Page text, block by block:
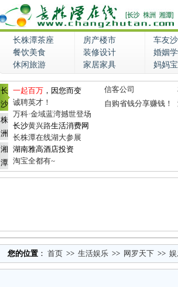
长株潭茶座 房产楼市 车友
餐饮美食
装修设计 婚姻
休闲旅游
家居家具 妈妈
长
沙
株
洲
湘
潭
一起百万 ，因您而变
诚聘英才！
万科·金域蓝湾撼世登场
长沙黄兴路生活消费网
长株潭在线湖大参展
湖南雅高酒店投资
淘宝全都有~
信客公司
自购省钱分享赚钱！
您的位置 ： 首页 >> 生活娱乐 >> 网罗天下 >>